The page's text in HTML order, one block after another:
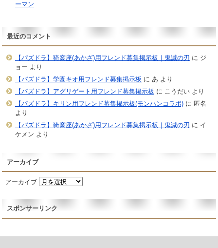
ーマン
最近のコメント
【パズドラ】猗窩座(あかざ)用フレンド募集掲示板｜鬼滅の刃 に ジ
ョー より
【パズドラ】学園キオ用フレンド募集掲示板 に あ より
【パズドラ】アグリゲート用フレンド募集掲示板 に こうだいより
【パズドラ】キリン用フレンド募集掲示板(モンハンコラボ)に 匿名
より
【パズドラ】猗窩座(あかざ)用フレンド募集掲示板｜鬼滅の刃 に イ
ケメン より
アーカイブ
アーカイブ
スポンサーリンク